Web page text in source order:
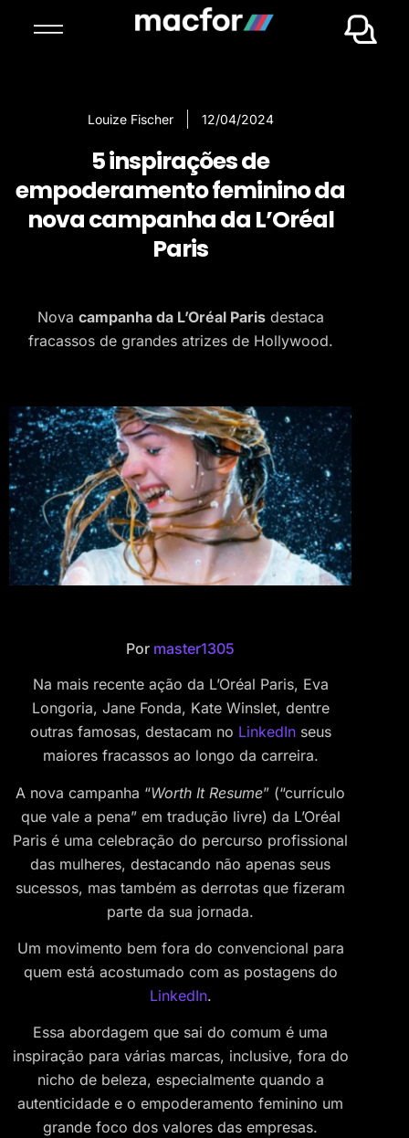
Louize Fischer 12/04/2024
5 inspirações de
empoderamento feminino da
nova campanha da L’Oréal
Paris
Nova campanha da L’Oréal Parisdestaca
fracassos de grandes atrizes de Hollywood.
Por master1305
Na mais recente ação da L’Oréal Paris, Eva
Longoria, Jane Fonda, Kate Winslet, dentre
outras famosas, destacam no LinkedInseus
maiores fracassos ao longo da carreira.
A nova campanha “Worth It Resume” (“currículo
que vale a pena” em tradução livre) da L’Oréal
Paris é uma celebração do percurso profissional
das mulheres, destacando não apenas seus
sucessos, mas também as derrotas que fizeram
parte da sua jornada.
Um movimento bem fora do convencional para
quem está acostumado com as postagens do
LinkedIn.
Essa abordagem que sai do comum é uma
inspiração para várias marcas, inclusive, fora do
nicho de beleza, especialmente quando a
autenticidade e o empoderamento feminino um
grande foco dos valores das empresas.